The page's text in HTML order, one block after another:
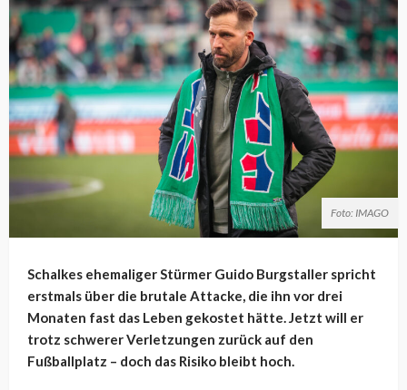
Foto: IMAGO
Schalkes ehemaliger Stürmer Guido Burgstaller spricht
erstmals über die brutale Attacke, die ihn vor drei
Monaten fast das Leben gekostet hätte. Jetzt will er
trotz schwerer Verletzungen zurück auf den
Fußballplatz – doch das Risiko bleibt hoch.